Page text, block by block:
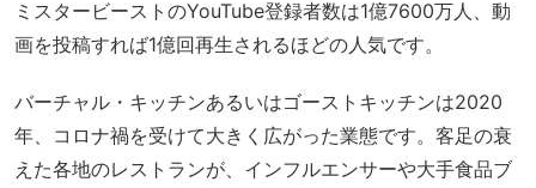
ミスタービーストのYouTube登録者数は1億7600万人、動
画を投稿すれば1億回再生されるほどの人気です。
バーチャル・キッチンあるいはゴーストキッチンは2020
年、コロナ禍を受けて大きく広がった業態です。客足の衰
えた各地のレストランが、インフルエンサーや大手食品ブ